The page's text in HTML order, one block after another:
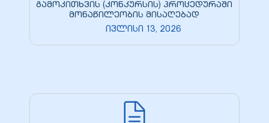
გამოკითხვის (კონკურსის) პროცედურაში
მონაწილეობის მისაღებად
ივლისი 13, 2026